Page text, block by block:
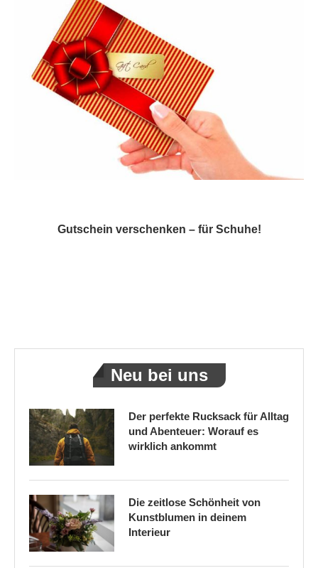
Gutschein verschenken – für Schuhe!
Neu bei uns
Der perfekte Rucksack für Alltag
und Abenteuer: Worauf es
wirklich ankommt
Die zeitlose Schönheit von
Kunstblumen in deinem
Interieur